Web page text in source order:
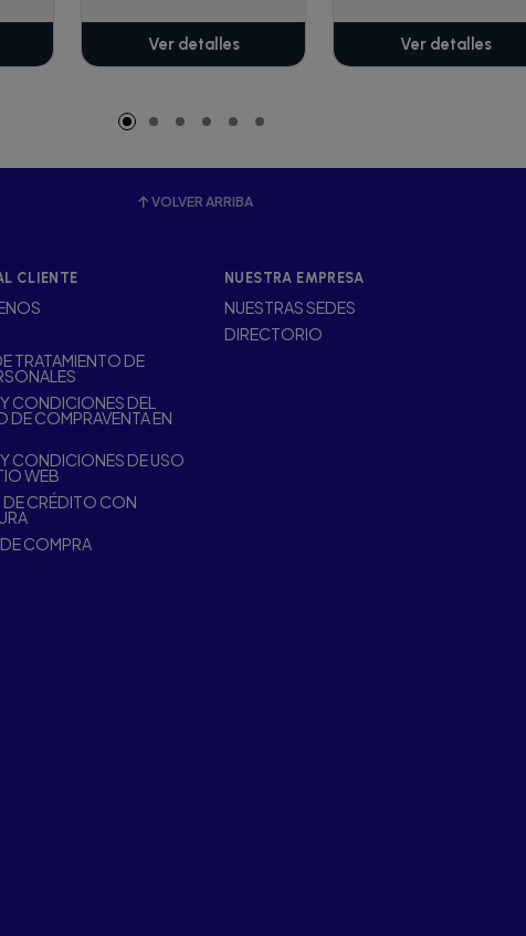
Ver detalles Ver detalles
VOLVER ARRIBA
CLIENTE
TRATAMIENTO DE
CONDICIONES DEL
DE COMPRAVENTA EN
CONDICIONES DE USO
WEB
CRÉDITO CON
COMPRA
NUESTRA EMPRESA
NUESTRAS SEDES
DIRECTORIO